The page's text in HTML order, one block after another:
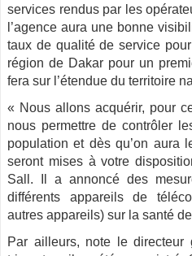
services rendus par les
l’agence aura une bonne
taux de qualité de service
région de Dakar pour un
fera sur l’étendue du territoire
« Nous allons acquérir, pour
nous permettre de contrôler
population et dès qu’on aura
seront mises à votre
Sall. Il a annoncé des
différents appareils de
autres appareils) sur la santé
Par ailleurs, note le directeur